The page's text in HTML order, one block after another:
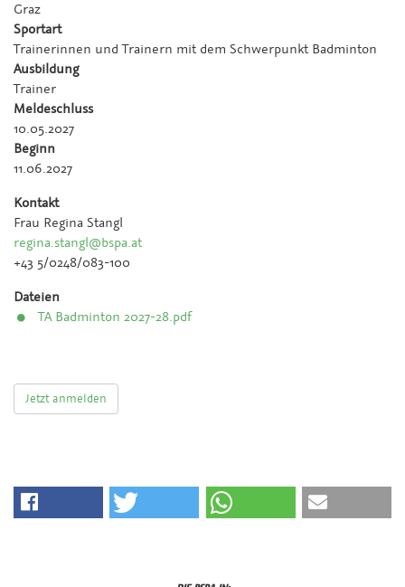
Graz
Sportart
Trainerinnen und Trainern mit dem Schwerpunkt Badminton
Ausbildung
Trainer
Meldeschluss
10.05.2027
Beginn
11.06.2027
Kontakt
Frau Regina Stangl
regina.stangl@bspa.at
+43 5/0248/083-100
Dateien
TA Badminton 2027-28.pdf
Jetzt anmelden